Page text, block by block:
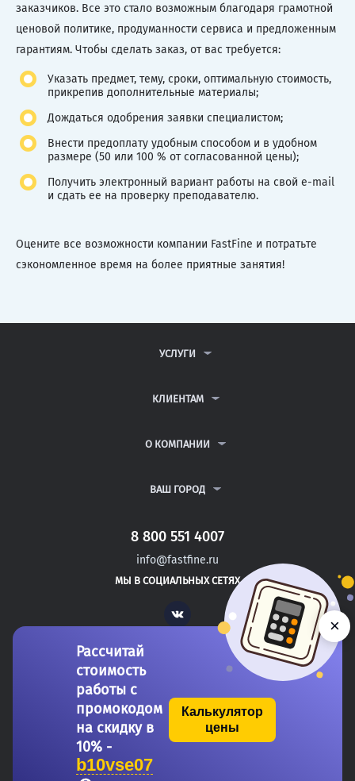
заказчиков. Все это стало возможным благодаря грамотной
ценовой политике, продуманности сервиса и предложенным
гарантиям. Чтобы сделать заказ, от вас требуется:
Указать предмет, тему, сроки, оптимальную стоимость,
прикрепив дополнительные материалы;
Дождаться одобрения заявки специалистом;
Внести предоплату удобным способом и в удобном
размере (50 или 100 % от согласованной цены);
Получить электронный вариант работы на свой e-mail
и сдать ее на проверку преподавателю.
Оцените все возможности компании FastFine и потратьте
сэкономленное время на более приятные занятия!
УСЛУГИ
ДИПЛОМНЫЕ РАБОТЫ
РЕФЕРАТЫ
КЛИЕНТАМ
ВОПРОСЫ И ОТВЕТЫ
ПОЛИТИКА КОНФИДЕНЦИАЛЬНОСТИ
О КОМПАНИИ
КОНТАКТЫ
ВАШ ГОРОД
САНКТ-ПЕТЕРБУРГ
ЗЕЛЕНОГОРСК
КОЛА
8 800 551 4007
info@fastfine.ru
МЫ В СОЦИАЛЬНЫХ СЕТЯХ
Vk
Copyright 2011-2026 FastFine.ru
Рассчитай
стоимость
работы с
промокодом
на скидку в
10% -
b10vse07
Калькулятор
цены
×